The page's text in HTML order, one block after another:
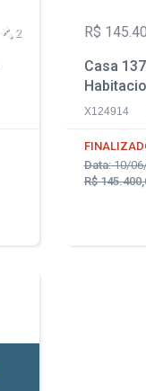
2 R$
Casa
Gaspar -
X124914
Data:10/
R$